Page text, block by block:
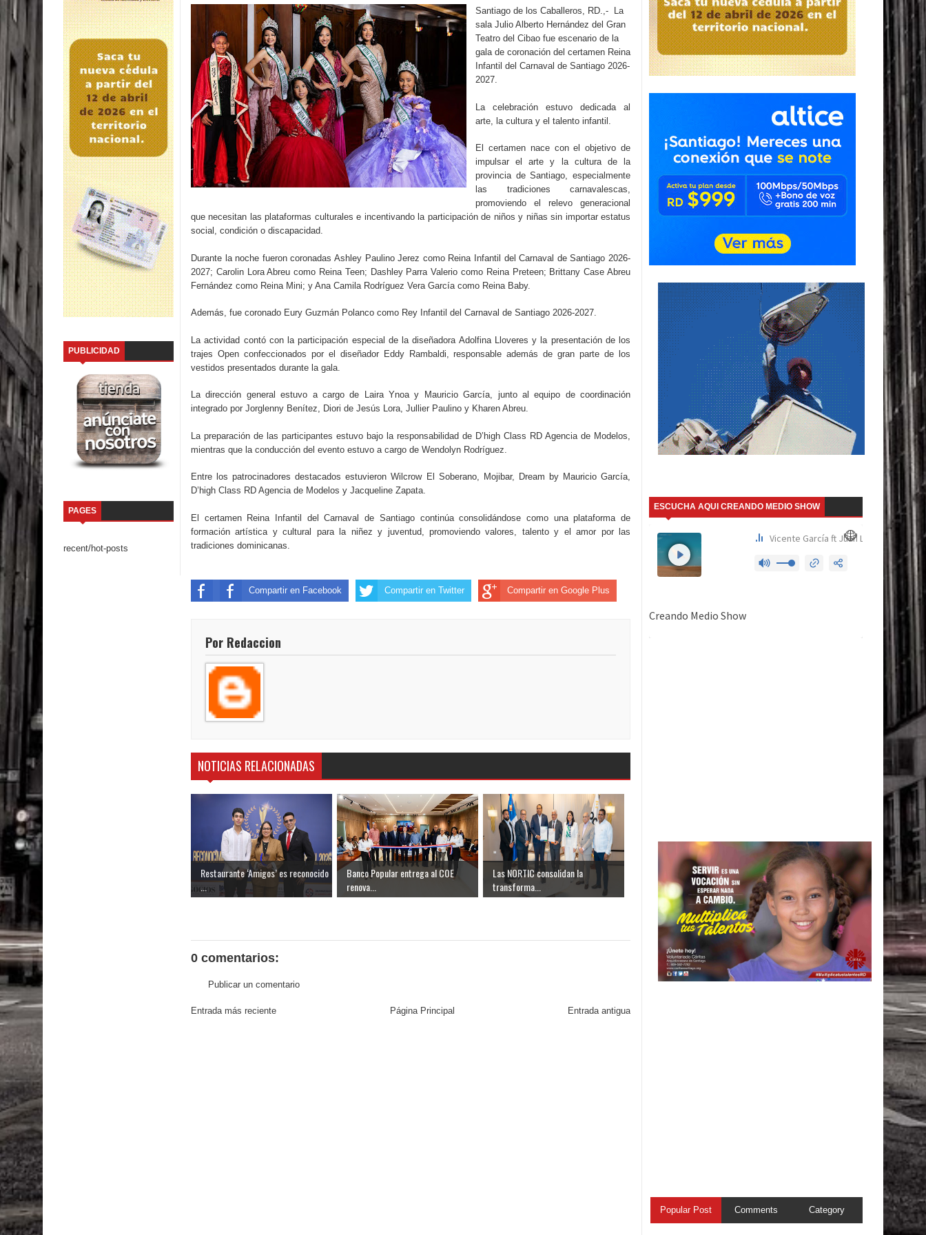
PUBLICIDAD
PAGES
recent/hot-posts
Santiago de los Caballeros, RD.,- La
sala Julio Alberto Hernández del Gran
Teatro del Cibao fue escenario de la
gala de coronación del certamen Reina
Infantil del Carnaval de Santiago 2026-
2027.
La celebración estuvo dedicada al
arte, la cultura y el talento infantil.
El certamen nace con el objetivo de
impulsar el arte y la cultura de la
provincia de Santiago, especialmente
las tradiciones carnavalescas,
promoviendo el relevo generacional
que necesitan las plataformas culturales e incentivando la participación de niños y niñas sin importar estatus
social, condición o discapacidad.
Durante la noche fueron coronadas Ashley Paulino Jerez como Reina Infantil del Carnaval de Santiago 2026-
2027; Carolin Lora Abreu como Reina Teen; Dashley Parra Valerio como Reina Preteen; Brittany Case Abreu
Fernández como Reina Mini; y Ana Camila Rodríguez Vera García como Reina Baby.
Además, fue coronado Eury Guzmán Polanco como Rey Infantil del Carnaval de Santiago 2026-2027.
La actividad contó con la participación especial de la diseñadora Adolfina Lloveres y la presentación de los
trajes Open confeccionados por el diseñador Eddy Rambaldi, responsable además de gran parte de los
vestidos presentados durante la gala.
La dirección general estuvo a cargo de Laira Ynoa y Mauricio García, junto al equipo de coordinación
integrado por Jorglenny Benítez, Diori de Jesús Lora, Jullier Paulino y Kharen Abreu.
La preparación de las participantes estuvo bajo la responsabilidad de D’high Class RD Agencia de Modelos,
mientras que la conducción del evento estuvo a cargo de Wendolyn Rodríguez.
Entre los patrocinadores destacados estuvieron Wilcrow El Soberano, Mojibar, Dream by Mauricio García,
D’high Class RD Agencia de Modelos y Jacqueline Zapata.
El certamen Reina Infantil del Carnaval de Santiago continúa consolidándose como una plataforma de
formación artística y cultural para la niñez y juventud, promoviendo valores, talento y el amor por las
tradiciones dominicanas.
Compartir en Facebook Compartir en Twitter Compartir en Google Plus
Por Redaccion
NOTICIAS RELACIONADAS
Restaurante ‘Amigos’ es reconocido
...
Banco Popular entrega al COE
renova...
Las NORTIC consolidan la
transforma...
0 comentarios:
Publicar un comentario
Entrada más reciente Entrada antigua
Página Principal
ESCUCHA AQUI CREANDO MEDIO SHOW
Popular Post Comments Category